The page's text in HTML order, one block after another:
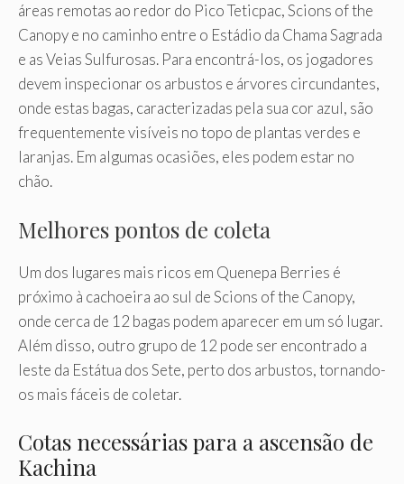
áreas remotas ao redor do Pico Teticpac, Scions of the
Canopy e no caminho entre o Estádio da Chama Sagrada
e as Veias Sulfurosas. Para encontrá-los, os jogadores
devem inspecionar os arbustos e árvores circundantes,
onde estas bagas, caracterizadas pela sua cor azul, são
frequentemente visíveis no topo de plantas verdes e
laranjas. Em algumas ocasiões, eles podem estar no
chão.
Melhores pontos de coleta
Um dos lugares mais ricos em Quenepa Berries é
próximo à cachoeira ao sul de Scions of the Canopy,
onde cerca de 12 bagas podem aparecer em um só lugar.
Além disso, outro grupo de 12 pode ser encontrado a
leste da Estátua dos Sete, perto dos arbustos, tornando-
os mais fáceis de coletar.
Cotas necessárias para a ascensão de
Kachina